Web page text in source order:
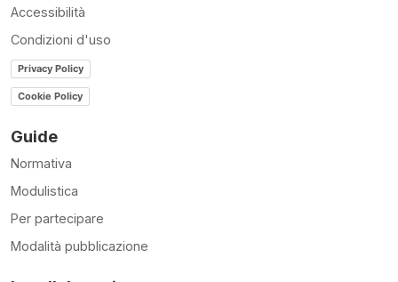
Accessibilità
Condizioni d'uso
Privacy Policy
Cookie Policy
Guide
Normativa
Modulistica
Per partecipare
Modalità pubblicazione